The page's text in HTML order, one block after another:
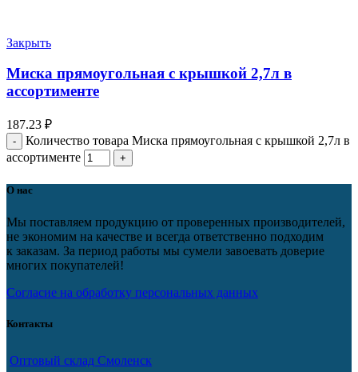
Закрыть
Миска прямоугольная с крышкой 2,7л в
ассортименте
187.23 ₽
Количество товара Миска прямоугольная с крышкой 2,7л в
ассортименте
О нас
Мы поставляем продукцию от проверенных производителей,
не экономим на качестве и всегда ответственно подходим
к заказам. За период работы мы сумели завоевать доверие
многих покупателей!
Согласие на обработку персональных данных
Контакты
Оптовый склад Смоленск